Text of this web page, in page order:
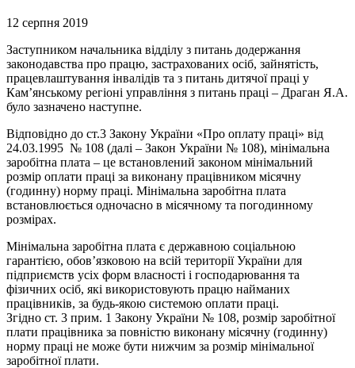
12 серпня 2019
Заступником начальника відділу з питань додержання
законодавства про працю, застрахованих осіб, зайнятість,
працевлаштування інвалідів та з питань дитячої праці у
Кам’янському регіоні управління з питань праці – Драган Я.А.
було зазначено наступне.
Відповідно до ст.3 Закону України «Про оплату праці» від
24.03.1995 № 108 (далі – Закон України № 108), мінімальна
заробітна плата – це встановлений законом мінімальний
розмір оплати праці за виконану працівником місячну
(годинну) норму праці. Мінімальна заробітна плата
встановлюється одночасно в місячному та погодинному
розмірах.
Мінімальна заробітна плата є державною соціальною
гарантією, обов’язковою на всій території України для
підприємств усіх форм власності і господарювання та
фізичних осіб, які використовують працю найманих
працівників, за будь-якою системою оплати праці.
Згідно ст. 3 прим. 1 Закону України № 108, розмір заробітної
плати працівника за повністю виконану місячну (годинну)
норму праці не може бути нижчим за розмір мінімальної
заробітної плати.